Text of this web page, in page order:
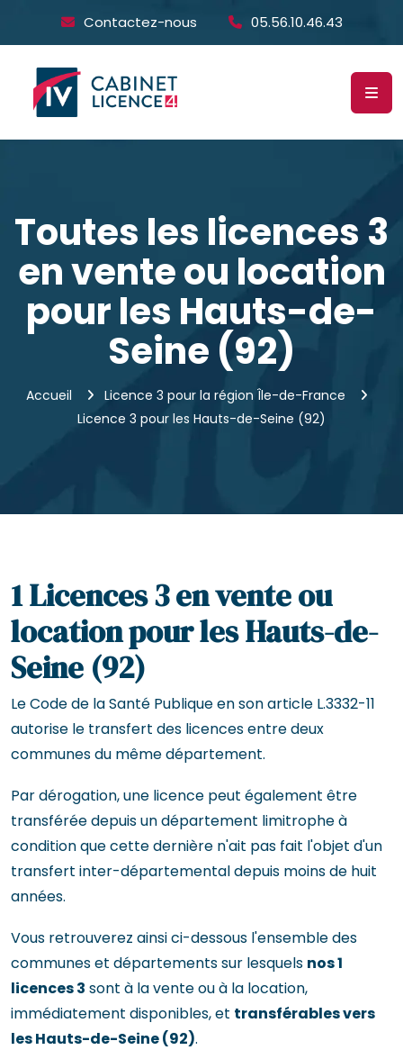
Contactez-nous 05.56.10.46.43
Toutes les licences 3
en vente ou location
pour les Hauts-de-
Seine (92)
Accueil
Licence 3 pour la région Île-de-France
Licence 3 pour les Hauts-de-Seine (92)
1 Licences 3 en vente ou
location pour les Hauts-de-
Seine (92)
Le Code de la Santé Publique en son article L.3332-11
autorise le transfert des licences entre deux
communes du même département.
Par dérogation, une licence peut également être
transférée depuis un département limitrophe à
condition que cette dernière n'ait pas fait l'objet d'un
transfert inter-départemental depuis moins de huit
années.
Vous retrouverez ainsi ci-dessous l'ensemble des
communes et départements sur lesquels nos 1
licences 3 sont à la vente ou à la location,
immédiatement disponibles, et transférables vers
les Hauts-de-Seine (92).